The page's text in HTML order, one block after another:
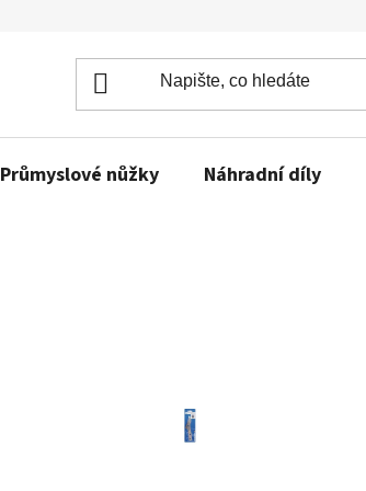
Průmyslové nůžky Náhradní díly